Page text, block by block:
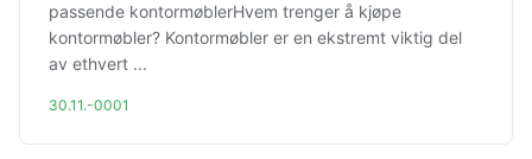
passende kontormøblerHvem trenger å kjøpe
kontormøbler? Kontormøbler er en ekstremt viktig del
av ethvert ...
30.11.-0001